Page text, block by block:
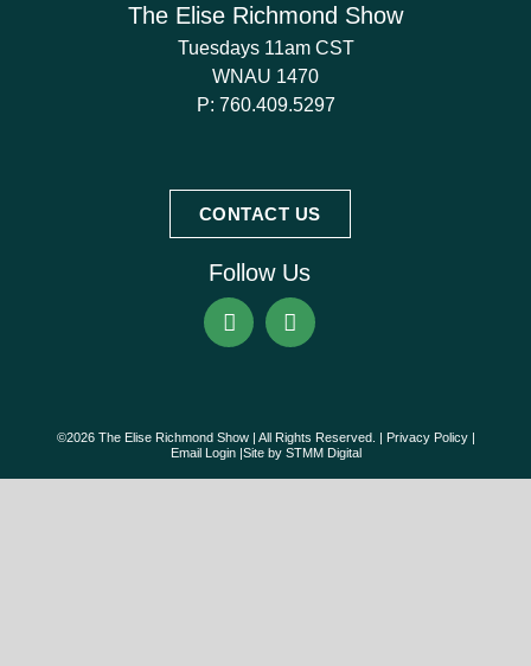
The Elise Richmond Show
Tuesdays 11am CST
WNAU 1470
P: 760.409.5297
CONTACT US
Follow Us
©2026 The Elise Richmond Show | All Rights Reserved. | Privacy Policy|
Email Login|Site by STMM Digital